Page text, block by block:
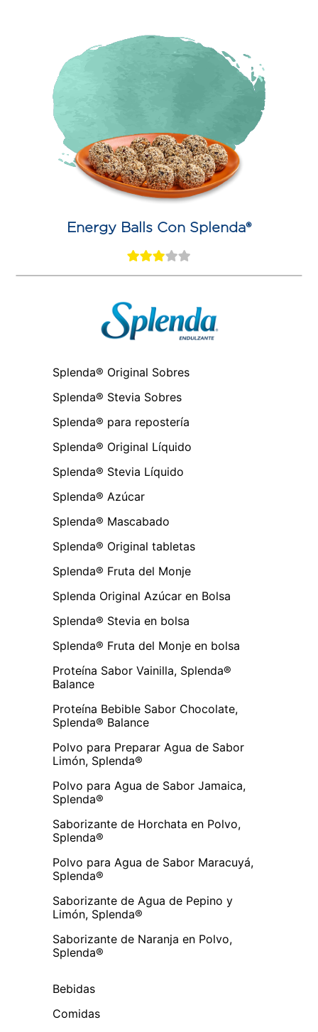
Energy Balls Con Splenda®
Splenda® Original Sobres
Splenda® Stevia Sobres
Splenda® para repostería
Splenda® Original Líquido
Splenda® Stevia Líquido
Splenda® Azúcar
Splenda® Mascabado
Splenda® Original tabletas
Splenda® Fruta del Monje
Splenda Original Azúcar en Bolsa
Splenda® Stevia en bolsa
Splenda® Fruta del Monje en bolsa
Proteína Sabor Vainilla, Splenda®
Balance
Proteína Bebible Sabor Chocolate,
Splenda® Balance
Polvo para Preparar Agua de Sabor
Limón, Splenda®
Polvo para Agua de Sabor Jamaica,
Splenda®
Saborizante de Horchata en Polvo,
Splenda®
Polvo para Agua de Sabor Maracuyá,
Splenda®
Saborizante de Agua de Pepino y
Limón, Splenda®
Saborizante de Naranja en Polvo,
Splenda®
Bebidas
Comidas